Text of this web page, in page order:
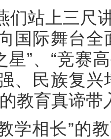
们站上三尺
国际舞台
星”、“竞赛
、民族复兴
教育真谛带
学相长”的